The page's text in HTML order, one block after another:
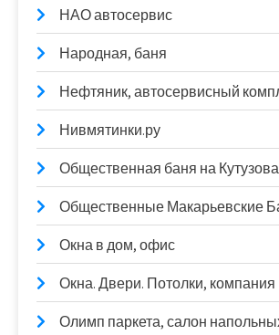
НАО автосервис
Народная, баня
Нефтяник, автосервисный
Нивмятинки.ру
Общественная баня на Кутузова
Общественные Макарьевские
Окна в дом, офис
Окна. Двери. Потолки, компания
Олимп паркета, салон